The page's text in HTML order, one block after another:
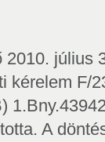
2010. július
kérelem F/
A